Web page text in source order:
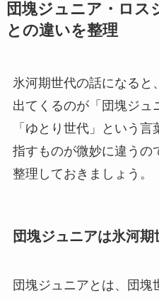
団塊ジュニア・ロス
との違いを整理
氷河期世代の話になると
出てくるのが「団塊ジュ
「ゆとり世代」という
指すものが微妙に違うの
整理しておきましょう。
団塊ジュニアは氷河
団塊ジュニアとは、団塊